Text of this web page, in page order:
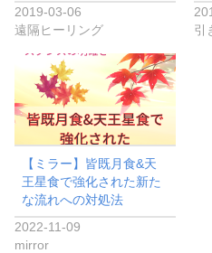
2019-03-06
遠隔ヒーリング
引
【ミラー】皆既月食&天
王星食で強化された新た
な流れへの対処法
2022-11-09
mirror